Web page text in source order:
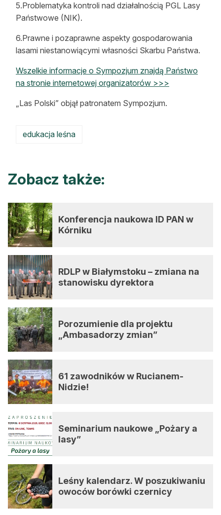
5.Problematyka kontroli nad działalnością PGL Lasy
Państwowe (NIK).
6.Prawne i pozaprawne aspekty gospodarowania
lasami niestanowiącymi własności Skarbu Państwa.
Wszelkie informacje o Sympozjum znajdą Państwo
na stronie internetowej organizatorów >>>
„Las Polski” objął patronatem Sympozjum.
edukacja leśna
Zobacz także:
Konferencja naukowa ID PAN w
Kórniku
RDLP w Białymstoku – zmiana na
stanowisku dyrektora
Porozumienie dla projektu
„Ambasadorzy zmian”
61 zawodników w Rucianem-
Nidzie!
Seminarium naukowe „Pożary a
lasy”
Leśny kalendarz. W poszukiwaniu
owoców borówki czernicy